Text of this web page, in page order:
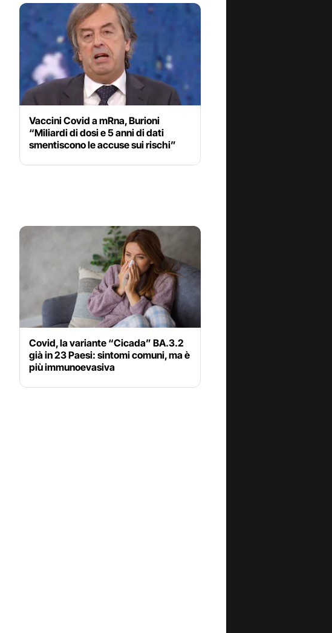
Vaccini Covid a mRna, Burioni
“Miliardi di dosi e 5 anni di dati
smentiscono le accuse sui rischi”
Covid, la variante “Cicada” BA.3.2
già in 23 Paesi: sintomi comuni, ma è
più immunoevasiva